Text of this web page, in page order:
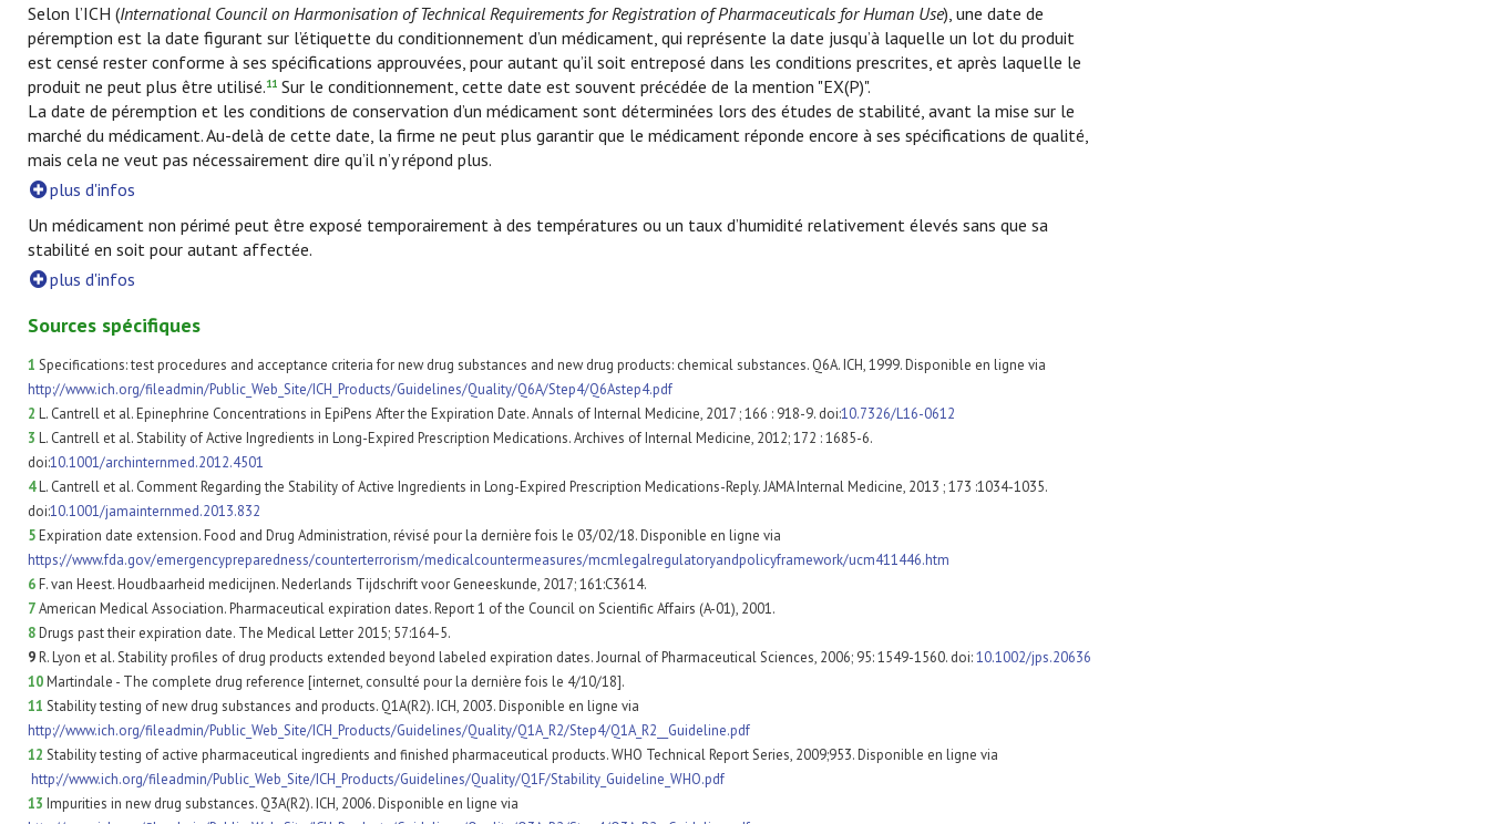
Selon l’ICH (International Council on Harmonisation of Technical Requirements for Registration of Pharmaceuticals for Human Use), une date de
péremption est la date figurant sur l’étiquette du conditionnement d’un médicament, qui représente la date jusqu’à laquelle un lot du produit
est censé rester conforme à ses spécifications approuvées, pour autant qu’il soit entreposé dans les conditions prescrites, et après laquelle le
produit ne peut plus être utilisé.11 Sur le conditionnement, cette date est souvent précédée de la mention "EX(P)".
La date de péremption et les conditions de conservation d’un médicament sont déterminées lors des études de stabilité, avant la mise sur le
marché du médicament. Au-delà de cette date, la firme ne peut plus garantir que le médicament réponde encore à ses spécifications de qualité,
mais cela ne veut pas nécessairement dire qu’il n’y répond plus.
plus d'infos
Un médicament non périmé peut être exposé temporairement à des températures ou un taux d’humidité relativement élevés sans que sa
stabilité en soit pour autant affectée.
plus d'infos
Sources spécifiques
1 Specifications: test procedures and acceptance criteria for new drug substances and new drug products: chemical substances. Q6A. ICH, 1999. Disponible en ligne via
http://www.ich.org/fileadmin/Public_Web_Site/ICH_Products/Guidelines/Quality/Q6A/Step4/Q6Astep4.pdf
2 L. Cantrell et al. Epinephrine Concentrations in EpiPens After the Expiration Date. Annals of Internal Medicine, 2017 ; 166 : 918-9. doi:10.7326/L16-0612
3 L. Cantrell et al. Stability of Active Ingredients in Long-Expired Prescription Medications. Archives of Internal Medicine, 2012; 172 : 1685-6.
doi:10.1001/archinternmed.2012.4501
4L. Cantrell et al. Comment Regarding the Stability of Active Ingredients in Long-Expired Prescription Medications-Reply. JAMA Internal Medicine, 2013 ; 173 :1034-1035.
doi:10.1001/jamainternmed.2013.832
5Expiration date extension. Food and Drug Administration, révisé pour la dernière fois le 03/02/18. Disponible en ligne via
https://www.fda.gov/emergencypreparedness/counterterrorism/medicalcountermeasures/mcmlegalregulatoryandpolicyframework/ucm411446.htm
6F. van Heest. Houdbaarheid medicijnen. Nederlands Tijdschrift voor Geneeskunde, 2017; 161:C3614.
7American Medical Association. Pharmaceutical expiration dates. Report 1 of the Council on Scientific Affairs (A-01), 2001.
8Drugs past their expiration date. The Medical Letter 2015; 57:164-5.
9R. Lyon et al. Stability profiles of drug products extended beyond labeled expiration dates. Journal of Pharmaceutical Sciences, 2006; 95: 1549-1560. doi:10.1002/jps.20636
10Martindale - The complete drug reference [internet, consulté pour la dernière fois le 4/10/18].
11 Stability testing of new drug substances and products. Q1A(R2). ICH, 2003. Disponible en ligne via
http://www.ich.org/fileadmin/Public_Web_Site/ICH_Products/Guidelines/Quality/Q1A_R2/Step4/Q1A_R2__Guideline.pdf
12 Stability testing of active pharmaceutical ingredients and finished pharmaceutical products. WHO Technical Report Series, 2009;953. Disponible en ligne via
http://www.ich.org/fileadmin/Public_Web_Site/ICH_Products/Guidelines/Quality/Q1F/Stability_Guideline_WHO.pdf
13 Impurities in new drug substances. Q3A(R2). ICH, 2006. Disponible en ligne via